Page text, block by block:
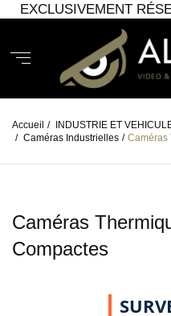
EXCLUSIVEMENT
Accueil / INDUSTRIE ET
/ Caméras Industrielles / Caméras
Caméras
Compactes